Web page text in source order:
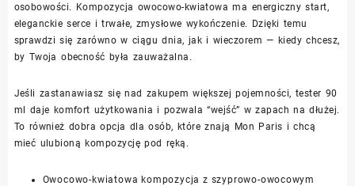
osobowości. Kompozycja owocowo-kwiatowa ma energiczny start,
eleganckie serce i trwałe, zmysłowe wykończenie. Dzięki temu
sprawdzi się zarówno w ciągu dnia, jak i wieczorem — kiedy chcesz,
by Twoja obecność była zauważalna.
Jeśli zastanawiasz się nad zakupem większej pojemności, tester 90
ml daje komfort użytkowania i pozwala “wejść” w zapach na dłużej.
To również dobra opcja dla osób, które znają Mon Paris i chcą
mieć ulubioną kompozycję pod ręką.
Owocowo-kwiatowa kompozycja z szyprowo-owocowym